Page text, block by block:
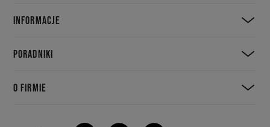
INFORMACJE
PORADNIKI
O FIRMIE